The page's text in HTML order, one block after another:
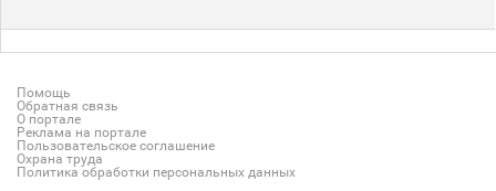
Помощь
Обратная связь
О портале
Реклама на портале
Пользовательское соглашение
Охрана труда
Политика обработки персональных данных